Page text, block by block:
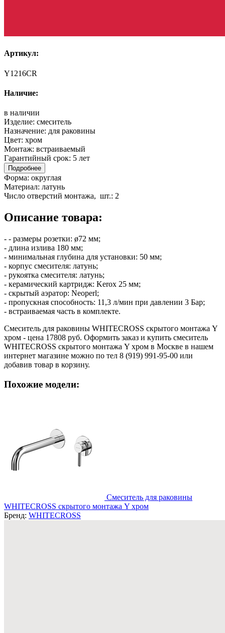
Артикул:
Y1216CR
Наличие:
в наличии
Изделие: смеситель
Назначение: для раковины
Цвет: хром
Монтаж: встраиваемый
Гарантийный срок: 5 лет
Подробнее
Форма: округлая
Материал: латунь
Число отверстий монтажа, шт.: 2
Описание товара:
- - размеры розетки: ø72 мм;
- длина излива 180 мм;
- минимальная глубина для установки: 50 мм;
- корпус смесителя: латунь;
- рукоятка смесителя: латунь;
- керамический картридж: Kerox 25 мм;
- скрытый аэратор: Neoperl;
- пропускная способность: 11,3 л/мин при давлении 3 Бар;
- встраиваемая часть в комплекте.
Смеситель для раковины WHITECROSS скрытого монтажа Y
хром - цена 17808 руб. Оформить заказ и купить смеситель
WHITECROSS скрытого монтажа Y хром в Москве в нашем
интернет магазине можно по тел 8 (919) 991-95-00 или
добавив товар в корзину.
Похожие модели:
Смеситель для раковины
WHITECROSS скрытого монтажа Y хром
Бренд: WHITECROSS